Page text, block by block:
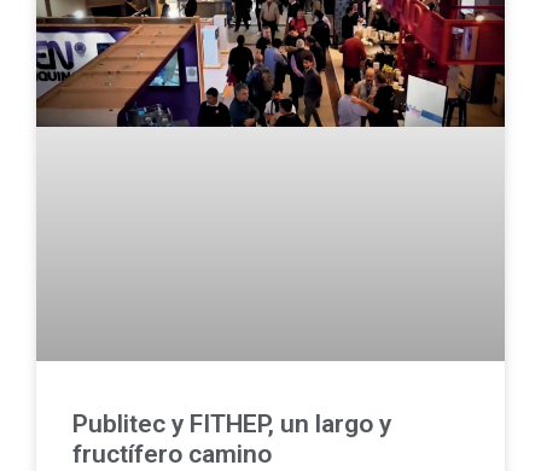
Publitec y FITHEP, un largo y
fructífero camino